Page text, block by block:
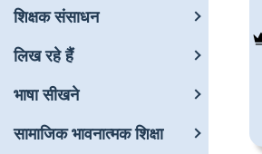
शिक्षक संसाधन
लिख रहे हैं
भाषा सीखने
सामाजिक भावनात्मक शिक्षा